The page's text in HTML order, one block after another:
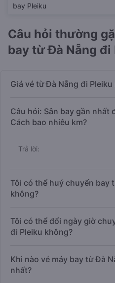
bay Pleiku
Câu hỏi thường
bay từ Đà Nẵng đi
Giá vé từ Đà Nẵng đi
Câu hỏi: Sân bay gần nhất
Cách bao nhiêu km?
Trả lời:
Tôi có thể huý chuyến bay
không?
Tôi có thể đổi ngày giờ
đi Pleiku không?
Khi nào vé máy bay từ Đà
nhất?